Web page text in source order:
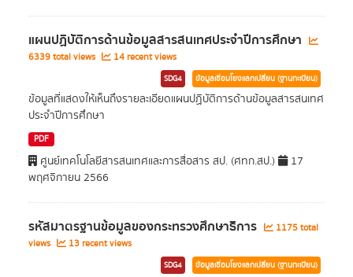
แผนปฏิบัติการด้านข้อมูลสารสนเทศประจำปีการศึกษา
6339 total views 14 recent views
SDG4 ข้อมูลเชื่อมโยงแลกเปลี่ยน (ฐานทะเบียน)
ข้อมูลที่แสดงให้เห็นถึงรายละเอียดแผนปฏิบัติการด้านข้อมูลสารสนเทศ
ประจำปีการศึกษา
PDF
ศูนย์เทคโนโลยีสารสนเทศและการสื่อสาร สป. (ศทก.สป.)
17
พฤศจิกายน 2566
รหัสมาตรฐานข้อมูลของกระทรวงศึกษาธิการ
1175 total
views
13 recent views
SDG4 ข้อมูลเชื่อมโยงแลกเปลี่ยน (ฐานทะเบียน)